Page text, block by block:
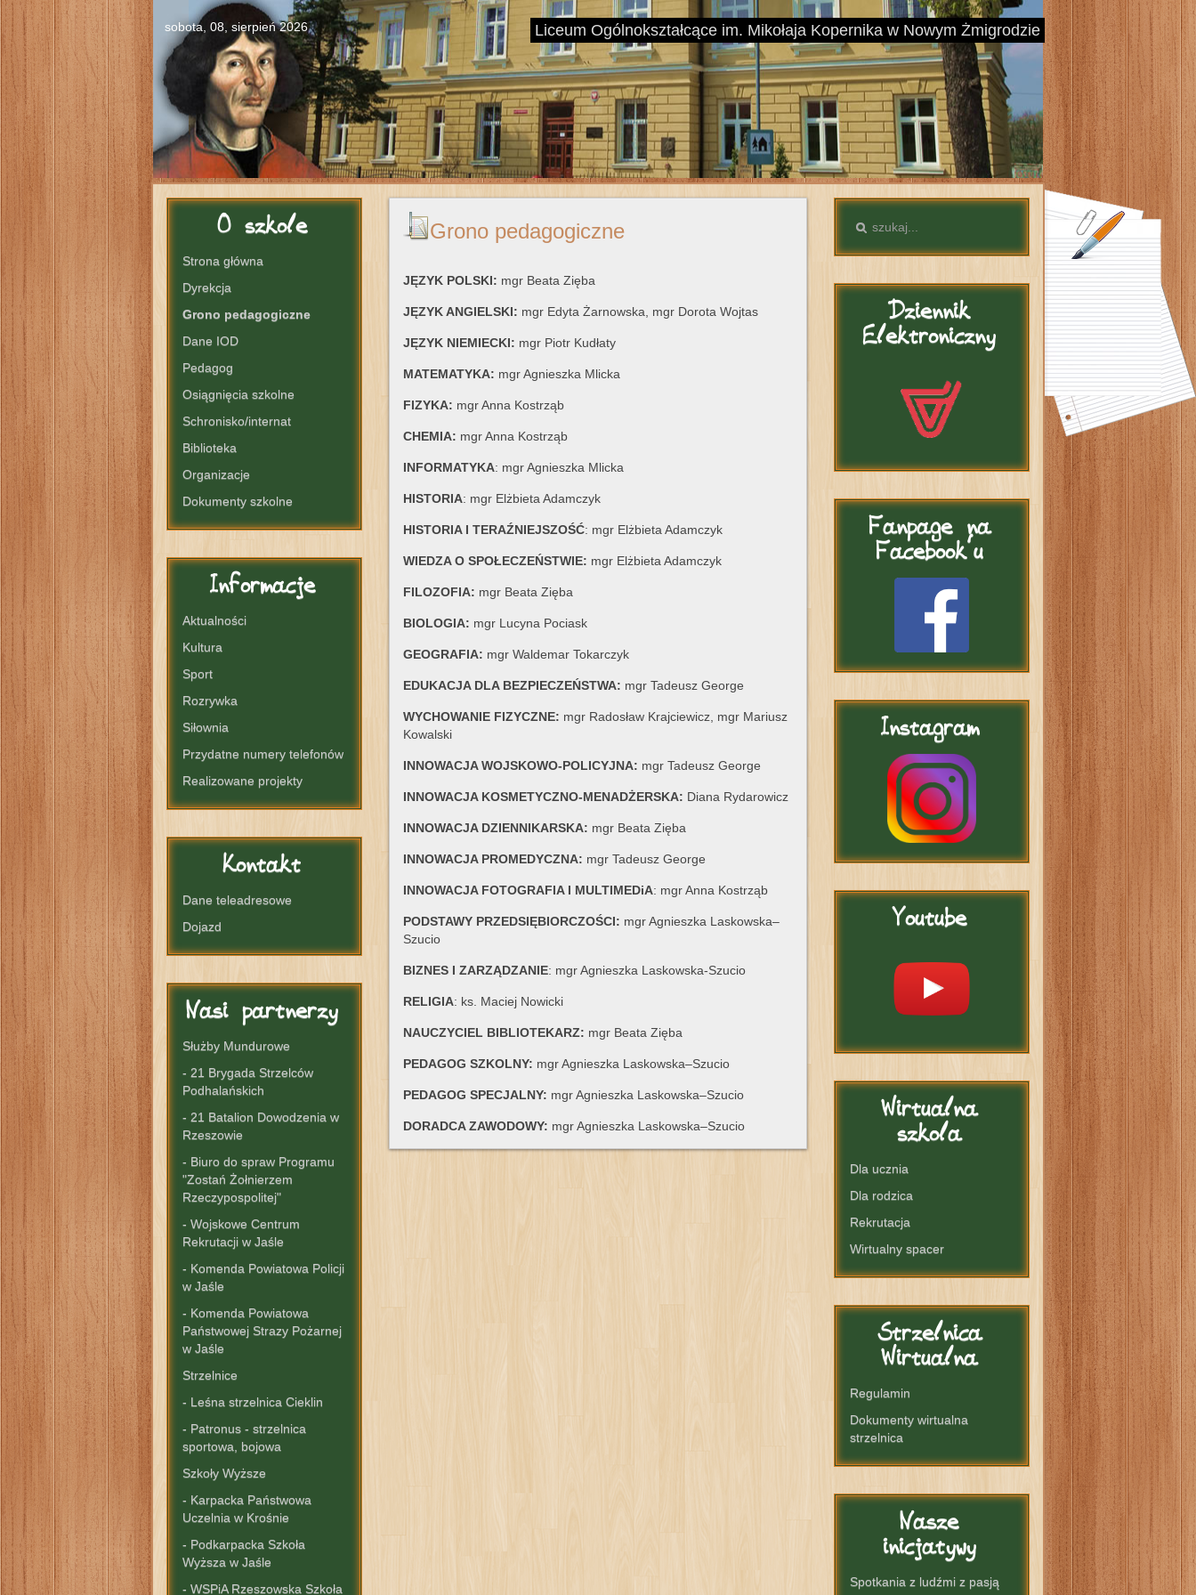
sobota, 08, sierpień 2026 Liceum Ogólnokształcące im. Mikołaja Kopernika w Nowym Żmigrodzie
Grono pedagogiczne
JĘZYK POLSKI: mgr Beata Zięba
JĘZYK ANGIELSKI: mgr Edyta Żarnowska, mgr Dorota Wojtas
JĘZYK NIEMIECKI: mgr Piotr Kudłaty
MATEMATYKA: mgr Agnieszka Mlicka
FIZYKA: mgr Anna Kostrząb
CHEMIA: mgr Anna Kostrząb
INFORMATYKA: mgr Agnieszka Mlicka
HISTORIA: mgr Elżbieta Adamczyk
HISTORIA I TERAŹNIEJSZOŚĆ: mgr Elżbieta Adamczyk
WIEDZA O SPOŁECZEŃSTWIE: mgr Elżbieta Adamczyk
FILOZOFIA: mgr Beata Zięba
BIOLOGIA: mgr Lucyna Pociask
GEOGRAFIA: mgr Waldemar Tokarczyk
EDUKACJA DLA BEZPIECZEŃSTWA: mgr Tadeusz George
WYCHOWANIE FIZYCZNE: mgr Radosław Krajciewicz, mgr Mariusz
Kowalski
INNOWACJA WOJSKOWO-POLICYJNA: mgr Tadeusz George
INNOWACJA KOSMETYCZNO-MENADŻERSKA: Diana Rydarowicz
INNOWACJA DZIENNIKARSKA: mgr Beata Zięba
INNOWACJA PROMEDYCZNA: mgr Tadeusz George
INNOWACJA FOTOGRAFIA I MULTIMEDiA: mgr Anna Kostrząb
PODSTAWY PRZEDSIĘBIORCZOŚCI: mgr Agnieszka Laskowska–
Szucio
BIZNES I ZARZĄDZANIE: mgr Agnieszka Laskowska-Szucio
RELIGIA: ks. Maciej Nowicki
NAUCZYCIEL BIBLIOTEKARZ: mgr Beata Zięba
PEDAGOG SZKOLNY: mgr Agnieszka Laskowska–Szucio
PEDAGOG SPECJALNY: mgr Agnieszka Laskowska–Szucio
DORADCA ZAWODOWY: mgr Agnieszka Laskowska–Szucio
Oszkole
Strona główna
Dyrekcja
Grono pedagogiczne
Dane IOD
Pedagog
Osiągnięcia szkolne
Schronisko/internat
Biblioteka
Organizacje
Dokumenty szkolne
Informacje
Aktualności
Kultura
Sport
Rozrywka
Siłownia
Przydatne numery telefonów
Realizowane projekty
Kontakt
Dane teleadresowe
Dojazd
Nasipartnerzy
Służby Mundurowe
- 21 Brygada Strzelców
Podhalańskich
- 21 Batalion Dowodzenia w
Rzeszowie
- Biuro do spraw Programu
"Zostań Żołnierzem
Rzeczypospolitej"
- Wojskowe Centrum
Rekrutacji w Jaśle
- Komenda Powiatowa Policji
w Jaśle
- Komenda Powiatowa
Państwowej Strazy Pożarnej
w Jaśle
Strzelnice
- Leśna strzelnica Cieklin
- Patronus - strzelnica
sportowa, bojowa
Szkoły Wyższe
- Karpacka Państwowa
Uczelnia w Krośnie
- Podkarpacka Szkoła
Wyższa w Jaśle
- WSPiA Rzeszowska Szkoła
Dziennik
Elektroniczny
Fanpagena
Facebook'u
Instagram
Youtube
Wirtualna
szkola
Dla ucznia
Dla rodzica
Rekrutacja
Wirtualny spacer
Strzelnica
Wirtualna
Regulamin
Dokumenty wirtualna
strzelnica
Nasze
inicjatywy
Spotkania z ludźmi z pasją